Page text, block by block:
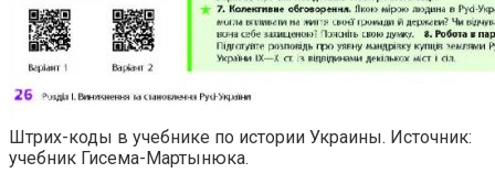
Штрих-коды в учебнике по истории Украины. Источник:
учебник Гисема-Мартынюка.